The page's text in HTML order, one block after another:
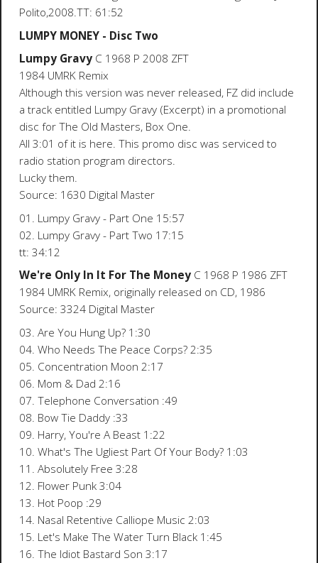
Polito,2008.TT: 61:52
LUMPY MONEY - Disc Two
Lumpy GravyC 1968 P 2008 ZFT
1984 UMRK Remix
Although this version was never released, FZ did include
a track entitled Lumpy Gravy (Excerpt) in a promotional
disc for The Old Masters, Box One.
All 3:01 of it is here. This promo disc was serviced to
radio station program directors.
Lucky them.
Source: 1630 Digital Master
01. Lumpy Gravy - Part One 15:57
02. Lumpy Gravy - Part Two 17:15
tt: 34:12
We're Only In It For The MoneyC 1968 P 1986 ZFT
1984 UMRK Remix, originally released on CD, 1986
Source: 3324 Digital Master
03. Are You Hung Up? 1:30
04. Who Needs The Peace Corps? 2:35
05. Concentration Moon 2:17
06. Mom & Dad 2:16
07. Telephone Conversation :49
08. Bow Tie Daddy :33
09. Harry, You're A Beast 1:22
10. What's The Ugliest Part Of Your Body? 1:03
11. Absolutely Free 3:28
12. Flower Punk 3:04
13. Hot Poop :29
14. Nasal Retentive Calliope Music 2:03
15. Let's Make The Water Turn Black 1:45
16. The Idiot Bastard Son 3:17